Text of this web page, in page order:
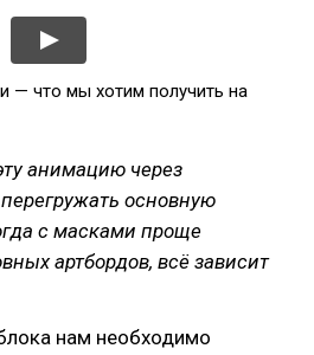
— что мы хотим получить на
анимацию через
основную
с масками проще
артбордов, всё зависит
нам необходимо